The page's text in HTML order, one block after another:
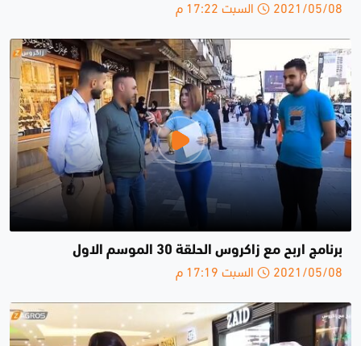
2021/05/08 السبت 17:22 م
برنامج اربح مع زاكروس الحلقة 30 الموسم الاول
2021/05/08 السبت 17:19 م